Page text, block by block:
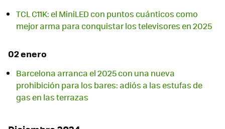
TCL C11K: el MiniLED con puntos cuánticos como
mejor arma para conquistar los televisores en 2025
02 enero
Barcelona arranca el 2025 con una nueva
prohibición para los bares: adiós a las estufas de
gas en las terrazas